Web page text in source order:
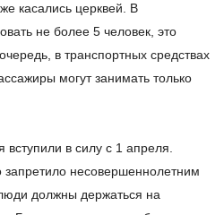
касались церквей. В
не более 5 человек, это
в транспортных средствах
могут занимать только
в силу с 1 апреля.
запретило несовершеннолетним
должны держаться на